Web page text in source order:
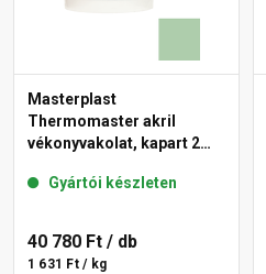
Masterplast
Thermomaster akril
vékonyvakolat, kapart 2
Gyártói készleten
40 780 Ft / db
1 631 Ft / kg